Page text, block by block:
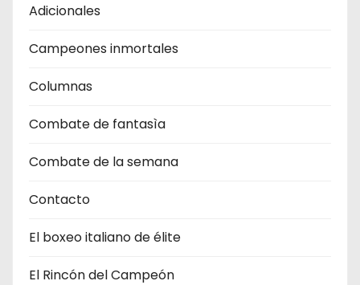
Adicionales
Campeones inmortales
Columnas
Combate de fantasìa
Combate de la semana
Contacto
El boxeo italiano de élite
El Rincón del Campeón